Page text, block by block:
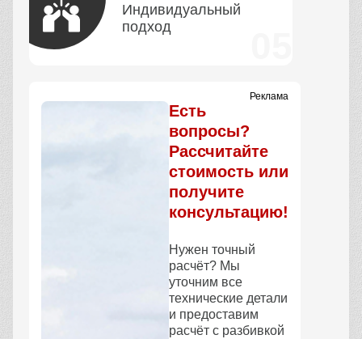
Индивидуальный
подход
Реклама
Есть
вопросы?
Рассчитайте
стоимость или
получите
консультацию!
Нужен точный
расчёт? Мы
уточним все
технические детали
и предоставим
расчёт с разбивкой